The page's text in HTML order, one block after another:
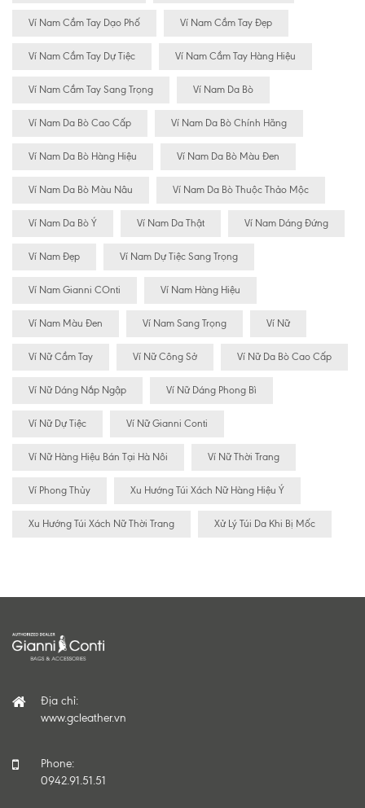
Ví Nam Cầm Tay Dạo Phố Ví Nam Cầm Tay Đẹp
Ví Nam Cầm Tay Dự Tiệc Ví Nam Cầm Tay Hàng Hiệu
Ví Nam Cầm Tay Sang Trọng Ví Nam Da Bò
Ví Nam Da Bò Cao Cấp Ví Nam Da Bò Chính Hãng
Ví Nam Da Bò Hàng Hiệu Ví Nam Da Bò Màu Đen
Ví Nam Da Bò Màu Nâu Ví Nam Da Bò Thuộc Thảo Mộc
Ví Nam Da Bò Ý Ví Nam Da Thật Ví Nam Dáng Đứng
Ví Nam Đẹp Ví Nam Dự Tiệc Sang Trọng
Ví Nam Gianni COnti Ví Nam Hàng Hiệu
Ví Nam Màu Đen Ví Nam Sang Trọng Ví Nữ
Ví Nữ Cầm Tay Ví Nữ Công Sở Ví Nữ Da Bò Cao Cấp
Ví Nữ Dáng Nắp Ngập Ví Nữ Dáng Phong Bì
Ví Nữ Dự Tiệc Ví Nữ Gianni Conti
Ví Nữ Hàng Hiệu Bán Tại Hà Nôi Ví Nữ Thời Trang
Ví Phong Thủy Xu Hướng Túi Xách Nữ Hàng Hiệu Ý
Xu Hướng Túi Xách Nữ Thời Trang Xử Lý Túi Da Khi Bị Mốc
Địa chỉ:
www.gcleather.vn
Phone:
0942.91.51.51